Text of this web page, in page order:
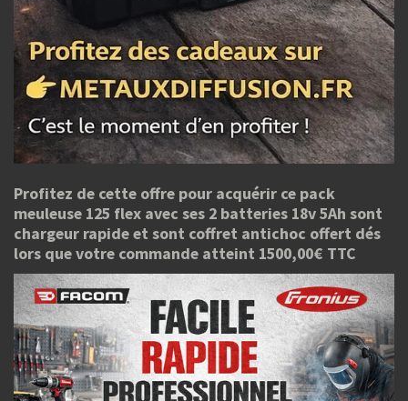
Profitez de cette offre pour acquérir ce pack
meuleuse 125 flex avec ses 2 batteries 18v 5Ah sont
chargeur rapide et sont coffret antichoc offert dés
lors que votre commande atteint 1500,00€ TTC